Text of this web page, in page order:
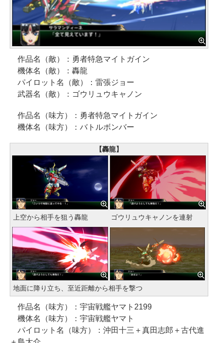
作品名（敵）：勇者特急マイトガイン
機体名（敵）：轟龍
パイロット名（敵）：雷張ジョー
武器名（敵）：ゴウリュウキャノン
作品名（味方）：勇者特急マイトガイン
機体名（味方）：バトルボンバー
【轟龍】
上空から相手を狙う轟龍 ゴウリュウキャノンを連射
地面に降り立ち、至近距離から相手を撃つ
作品名（味方）：宇宙戦艦ヤマト2199
機体名（味方）：宇宙戦艦ヤマト
パイロット名（味方）：沖田十三＋真田志郎＋古代進